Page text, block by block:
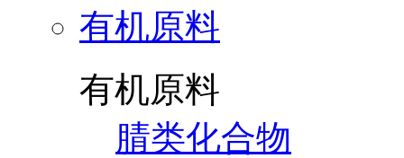
有机原料
有机原料
腈类化合物